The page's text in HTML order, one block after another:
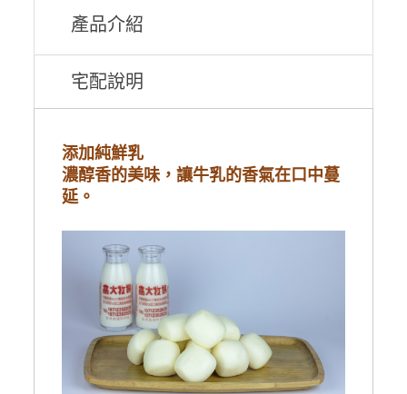
產品介紹
宅配說明
添加純鮮乳
濃醇香的美味，讓牛乳的香氣在口中蔓
延。